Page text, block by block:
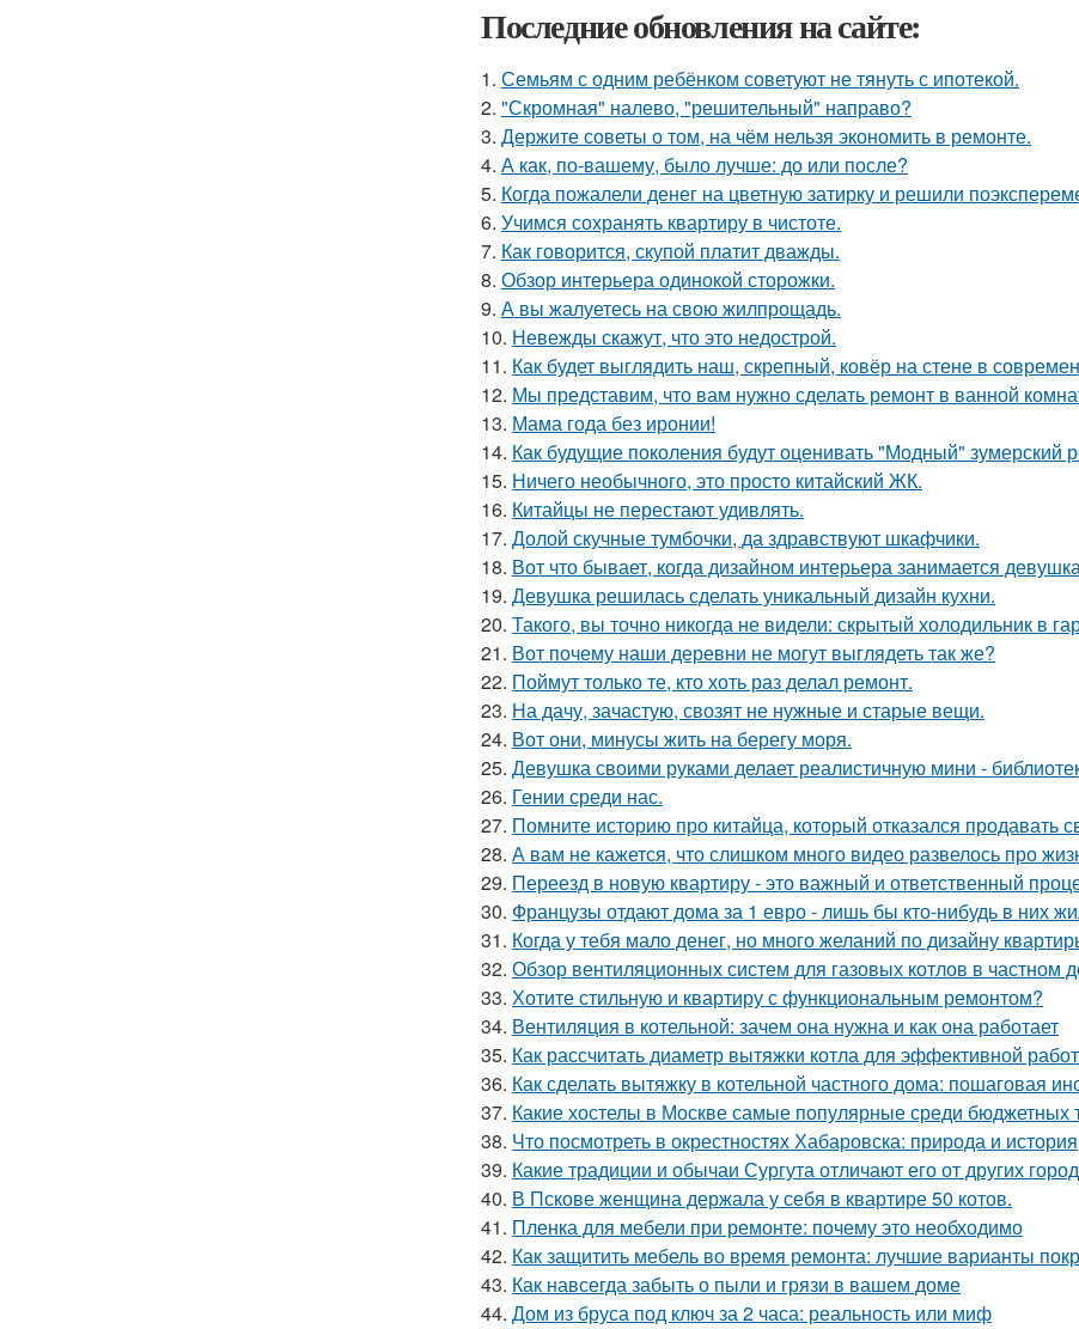
Последние обновления на сайте:
1. Семьям с одним ребёнком советуют не тянуть с ипотекой.
2. "Скромная" налево, "решительный" направо?
3. Держите советы о том, на чём нельзя экономить в ремонте.
4. А как, по-вашему, было лучше: до или после?
5. Когда пожалели денег на цветную затирку и решили
6. Учимся сохранять квартиру в чистоте.
7. Как говорится, скупой платит дважды.
8. Обзор интерьера одинокой сторожки.
9. А вы жалуетесь на свою жилпрощадь.
10. Невежды скажут, что это недострой.
11. Как будет выглядить наш, скрепный, ковёр на стене в
12. Мы представим, что вам нужно сделать ремонт в ванной
13. Мама года без иронии!
14. Как будущие поколения будут оценивать "Модный" зумерский
15. Ничего необычного, это просто китайский ЖК.
16. Китайцы не перестают удивлять.
17. Долой скучные тумбочки, да здравствуют шкафчики.
18. Вот что бывает, когда дизайном интерьера занимается
19. Девушка решилась сделать уникальный дизайн кухни.
20. Такого, вы точно никогда не видели: скрытый холодильник в
21. Вот почему наши деревни не могут выглядеть так же?
22. Поймут только те, кто хоть раз делал ремонт.
23. На дачу, зачастую, свозят не нужные и старые вещи.
24. Вот они, минусы жить на берегу моря.
25. Девушка своими руками делает реалистичную мини -
26. Гении среди нас.
27. Помните историю про китайца, который отказался продавать
28. А вам не кажется, что слишком много видео развелось про
29. Переезд в новую квартиру - это важный и ответственный
30. Французы отдают дома за 1 евро - лишь бы кто-нибудь в них
31. Когда у тебя мало денег, но много желаний по дизайну
32. Обзор вентиляционных систем для газовых котлов в частном
33. Хотите стильную и квартиру с функциональным ремонтом?
34. Вентиляция в котельной: зачем она нужна и как она работает
35. Как рассчитать диаметр вытяжки котла для эффективной
36. Как сделать вытяжку в котельной частного дома: пошаговая
37. Какие хостелы в Москве самые популярные среди бюджетных
38. Что посмотреть в окрестностях Хабаровска: природа и история
39. Какие традиции и обычаи Сургута отличают его от других
40. В Пскове женщина держала у себя в квартире 50 котов.
41. Пленка для мебели при ремонте: почему это необходимо
42. Как защитить мебель во время ремонта: лучшие варианты
43. Как навсегда забыть о пыли и грязи в вашем доме
44. Дом из бруса под ключ за 2 часа: реальность или миф